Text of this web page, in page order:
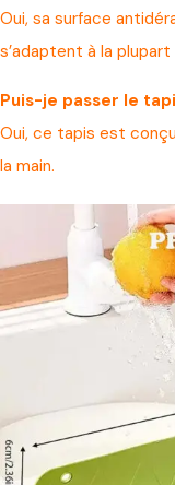
Oui, sa surface
s’adaptent à la
Puis-je passer le
Oui, ce tapis est
la main.